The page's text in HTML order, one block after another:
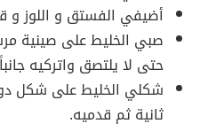
أضيفي الفستق و اللوز و
صبي الخليط على صينية
حتى لا يلتصق واتركيه
شكلي الخليط على شكل
ثانية ثم قدميه.